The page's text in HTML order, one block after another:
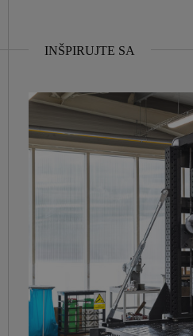
INŠPIRUJTE SA